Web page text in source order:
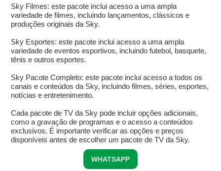
Sky Filmes: este pacote inclui acesso a uma ampla
variedade de filmes, incluindo lançamentos, clássicos e
produções originais da Sky.
Sky Esportes: este pacote inclui acesso a uma ampla
variedade de eventos esportivos, incluindo futebol, basquete,
tênis e outros esportes.
Sky Pacote Completo: este pacote inclui acesso a todos os
canais e conteúdos da Sky, incluindo filmes, séries, esportes,
notícias e entretenimento.
Cada pacote de TV da Sky pode incluir opções adicionais,
como a gravação de programas e o acesso a conteúdos
exclusivos. É importante verificar as opções e preços
disponíveis antes de escolher um pacote de TV da Sky.
WHATSAPP